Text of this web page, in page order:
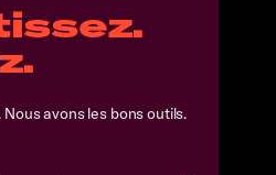
avons les bons outils.